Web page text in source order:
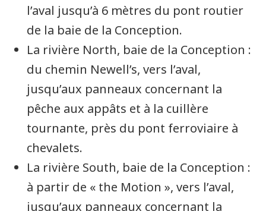
l’aval jusqu’à 6 mètres du pont routier
de la baie de la Conception.
La rivière North, baie de la Conception :
du chemin Newell’s, vers l’aval,
jusqu’aux panneaux concernant la
pêche aux appâts et à la cuillère
tournante, près du pont ferroviaire à
chevalets.
La rivière South, baie de la Conception :
à partir de « the Motion », vers l’aval,
jusqu’aux panneaux concernant la